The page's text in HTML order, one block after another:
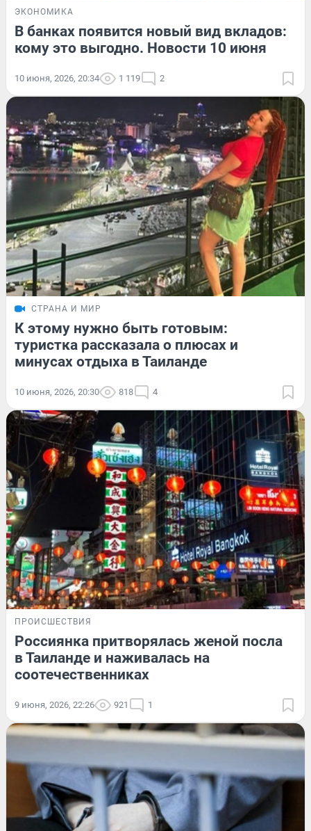
ЭКОНОМИКА
В банках появится новый вид вкладов:
кому это выгодно. Новости 10 июня
10 июня, 2026, 20:34 1 119 2
СТРАНА И МИР
К этому нужно быть готовым:
туристка рассказала о плюсах и
минусах отдыха в Таиланде
10 июня, 2026, 20:30 818 4
ПРОИСШЕСТВИЯ
Россиянка притворялась женой посла
в Таиланде и наживалась на
соотечественниках
9 июня, 2026, 22:26 921 1